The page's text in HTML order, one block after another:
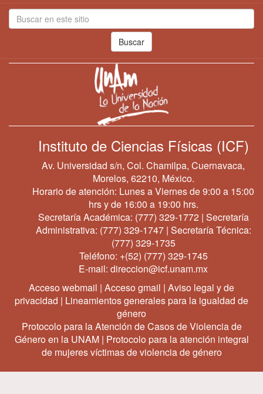
Buscar
Instituto de Ciencias Físicas (ICF)
Av. Universidad s/n, Col. Chamilpa, Cuernavaca,
Morelos, 62210, México.
Horario de atención: Lunes a Viernes de 9:00 a 15:00
hrs y de 16:00 a 19:00 hrs.
Secretaría Académica: (777) 329-1772 | Secretaría
Administrativa: (777) 329-1747| Secretaría Técnica:
(777) 329-1735
Teléfono: +(52) (777) 329-1745
E-mail: direccion@icf.unam.mx
Acceso webmail | Acceso gmail | Aviso legal y de
privacidad | Lineamientos generales para la igualdad de
género
Protocolo para la Atención de Casos de Violencia de
Género en la UNAM| Protocolo para la atención integral
de mujeres víctimas de violencia de género